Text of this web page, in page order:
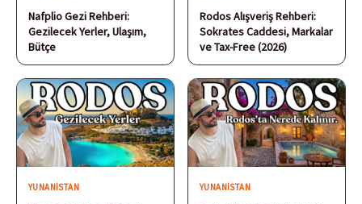
Nafplio Gezi Rehberi:
Gezilecek Yerler, Ulaşım,
Bütçe
Rodos Alışveriş Rehberi:
Sokrates Caddesi, Markalar
ve Tax-Free (2026)
YUNANISTAN YUNANISTAN